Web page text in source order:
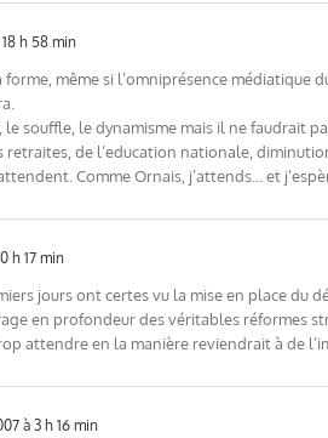
h 58 min
forme, même si l’omniprésence
le souffle, le dynamisme mais il ne faudrait
retraites, de l’education nationale,
Comme Ornais, j’attends… et
h 17 min
jours ont certes vu la mise en place du
en profondeur des véritables réformes
attendre en la manière reviendrait à de
à 3 h 16 min